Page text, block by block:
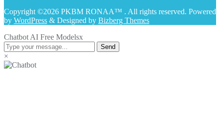
Copyright ©2026 PKBM RONAA™ . All rights reserved. Powered
by WordPress & Designed by Bizberg Themes
Chatbot AI Free Modelsx
Send
×